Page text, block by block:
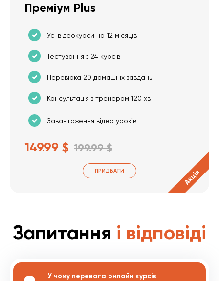
Преміум Plus
Усі відеокурси на 12 місяців
Тестування з 24 курсів
Перевірка 20 домашніх завдань
Консультація з тренером 120 хв
Завантаження відео уроків
149.99 $ 199.99 $
ПРИДБАТИ Акція
Запитання і відповіді
У чому перевага онлайн курсів